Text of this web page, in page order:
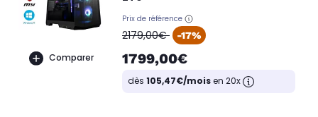
Comparer
Prix de référence
oldPrice
2179,00€ -17%
1799,00€
dès 105,47€/moisen 20x